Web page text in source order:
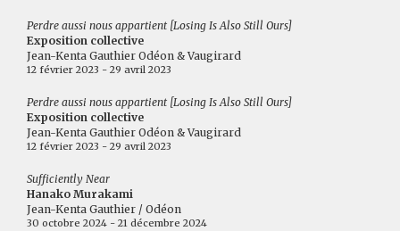
Perdre aussi nous appartient [Losing Is Also Still Ours]
Exposition collective
Jean-Kenta Gauthier Odéon & Vaugirard
12 février 2023 - 29 avril 2023
Perdre aussi nous appartient [Losing Is Also Still Ours]
Exposition collective
Jean-Kenta Gauthier Odéon & Vaugirard
12 février 2023 - 29 avril 2023
Sufficiently Near
Hanako Murakami
Jean-Kenta Gauthier / Odéon
30 octobre 2024 - 21 décembre 2024